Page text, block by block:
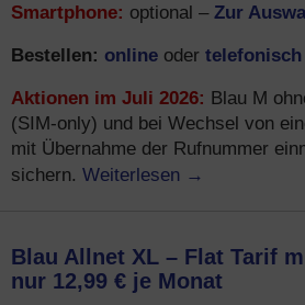
Smartphone: optional – Zur
Bestellen: online oder telefonisch
Aktionen im Juli 2026: Blau M
(SIM-only) und bei Wechsel von
mit Übernahme der Rufnummer
sichern. Weiterlesen →
Blau Allnet XL – Flat Tarif
nur 12,99 € je Monat